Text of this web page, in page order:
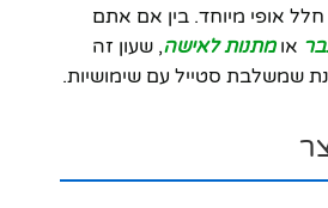
חלל אופי מיוחד. בין אם אתם
אומתנות לאישה, שעון זה
שמשלבת סטייל עם שימושיות.